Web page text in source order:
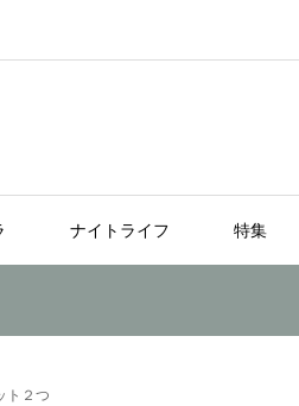
ナイトライフ 特集
ト２つ